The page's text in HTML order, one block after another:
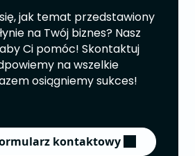
jak temat przedstawiony
na Twój biznes? Nasz
Ci pomóc! Skontaktuj
na wszelkie
osiągniemy sukces!
kontaktowy